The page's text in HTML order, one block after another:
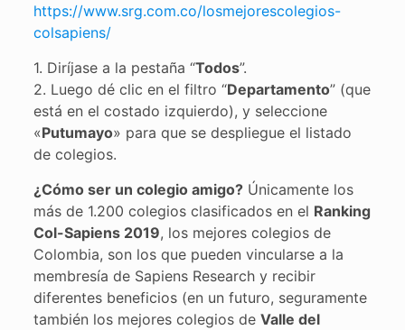
https://www.srg.com.co/losmejorescolegios-
colsapiens/
1. Diríjase a la pestaña “Todos”.
2. Luego dé clic en el filtro “Departamento” (que
está en el costado izquierdo), y seleccione
«Putumayo» para que se despliegue el listado
de colegios.
¿Cómo ser un colegio amigo?Únicamente los
más de 1.200 colegios clasificados en el Ranking
Col-Sapiens 2019, los mejores colegios de
Colombia, son los que pueden vincularse a la
membresía de Sapiens Research y recibir
diferentes beneficios (en un futuro, seguramente
también los mejores colegios de Valle del